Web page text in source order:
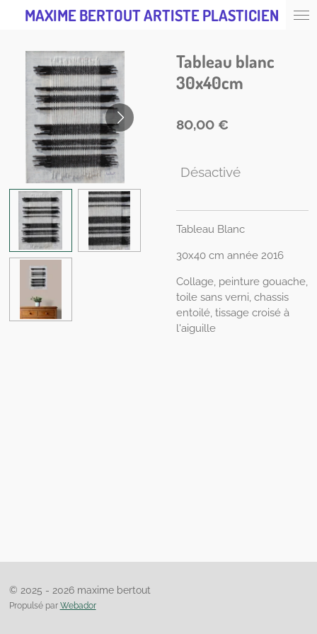
PasserMAXIME BERTOUT ARTISTE PLASTICIEN
Tableau blanc
30x40cm
80,00 €
Désactivé
Tableau Blanc
30x40 cm année 2016
Collage, peinture gouache,
toile sans verni, chassis
entoilé, tissage croisé à
l'aiguille
© 2025 - 2026 maxime bertout
Propulsé par Webador